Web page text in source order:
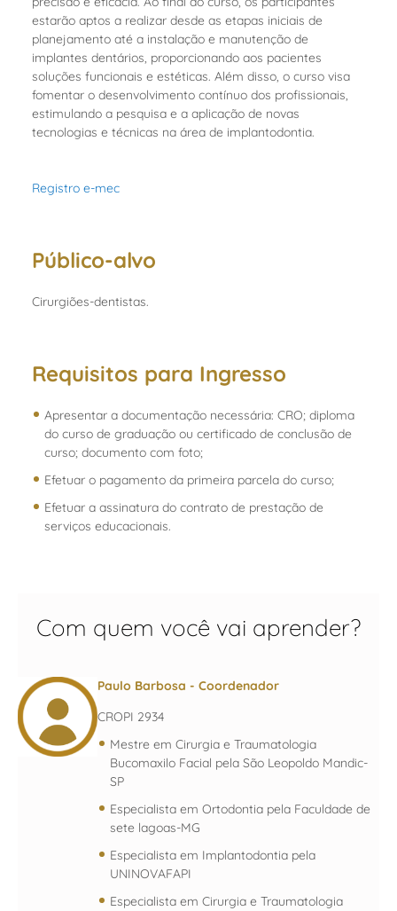
estarão aptos a realizar desde as etapas iniciais de
planejamento até a instalação e manutenção de
implantes dentários, proporcionando aos pacientes
soluções funcionais e estéticas. Além disso, o curso visa
fomentar o desenvolvimento contínuo dos profissionais,
estimulando a pesquisa e a aplicação de novas
tecnologias e técnicas na área de implantodontia.
Registro e-mec
Público-alvo
Cirurgiões-dentistas.
Requisitos para Ingresso
Apresentar a documentação necessária: CRO; diploma
do curso de graduação ou certificado de conclusão de
curso; documento com foto;
Efetuar o pagamento da primeira parcela do curso;
Efetuar a assinatura do contrato de prestação de
serviços educacionais.
Com quem você vai aprender?
Paulo Barbosa - Coordenador
CROPI 2934
Mestre em Cirurgia e Traumatologia
Bucomaxilo Facial pela São Leopoldo Mandic-
SP
Especialista em Ortodontia pela Faculdade de
sete lagoas-MG
Especialista em Implantodontia pela
UNINOVAFAPI
Especialista em Cirurgia e Traumatologia